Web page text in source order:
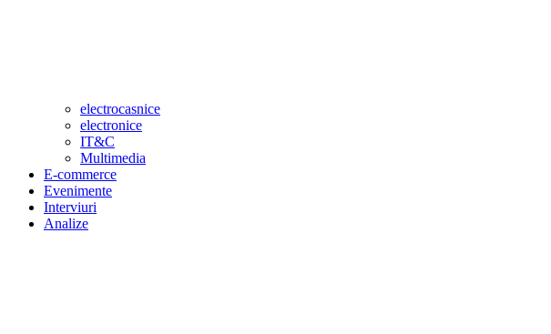
electrocasnice
electronice
IT&C
Multimedia
E-commerce
Evenimente
Interviuri
Analize